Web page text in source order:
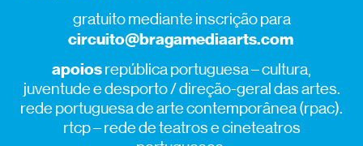
gratuito mediante inscrição para
circuito@bragamediaarts.com
apoiosrepública portuguesa – cultura,
juventude e desporto / direção-geral das artes.
rede portuguesa de arte contemporânea (rpac).
rtcp – rede de teatros e cineteatros